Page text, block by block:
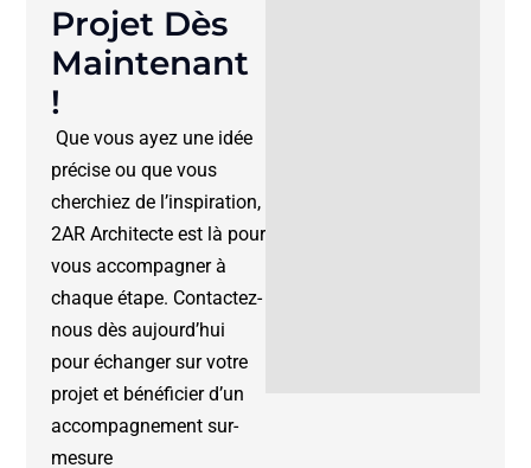
Projet Dès
Maintenant
!
Que vous ayez une idée
précise ou que vous
cherchiez de l’inspiration,
2AR Architecte est là pour
vous accompagner à
chaque étape. Contactez-
nous dès aujourd’hui
pour échanger sur votre
projet et bénéficier d’un
accompagnement sur-
mesure